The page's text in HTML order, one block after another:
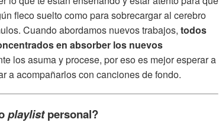
fleco suelto como para sobrecargar al cerebro
Cuando abordamos nuevos trabajos, todos
en absorber los nuevos
los asuma y procese, por eso es mejor esperar a
a acompañarlos con canciones de fondo.
playlistpersonal?